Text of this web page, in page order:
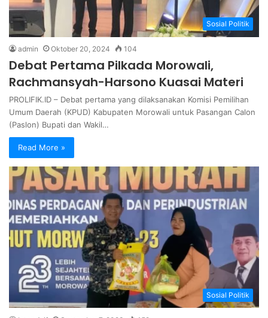
Sosial Politik
admin Oktober 20, 2024 104
Debat Pertama Pilkada Morowali,
Rachmansyah-Harsono Kuasai Materi
PROLIFIK.ID – Debat pertama yang dilaksanakan Komisi Pemilihan
Umum Daerah (KPUD) Kabupaten Morowali untuk Pasangan Calon
(Paslon) Bupati dan Wakil…
Read More »
Sosial Politik